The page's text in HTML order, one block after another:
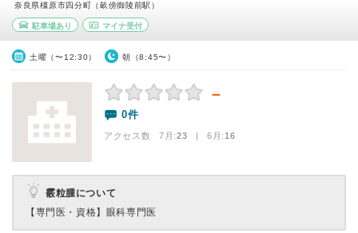
奈良県橿原市四分町（畝傍御陵前駅）
駐車場あり マイナ受付
土曜（〜12:30） 朝（8:45〜）
－
0件
アクセス数 7月:23 | 6月:16
霰粒腫について
【専門医・資格】 眼科専門医